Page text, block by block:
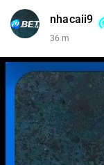
nhacaii9
36 m